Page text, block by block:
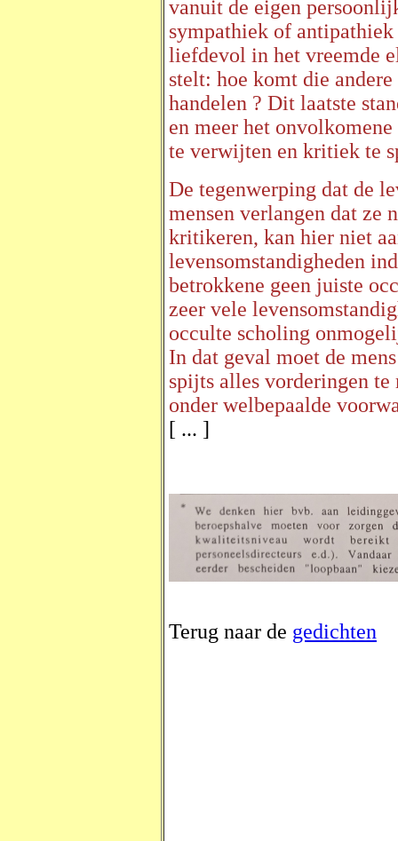
vanuit de eigen
sympathiek of
liefdevol in het vreemde
stelt: hoe komt die
handelen ? Dit laatste
en meer het
te verwijten en kritiek te
De tegenwerping dat de
mensen verlangen dat ze
kritikeren, kan hier niet
levensomstandigheden
betrokkene geen juiste
zeer vele
occulte scholing
In dat geval moet de
spijts alles vorderingen te
onder welbepaalde
[ ... ]
Terug naar de gedichten